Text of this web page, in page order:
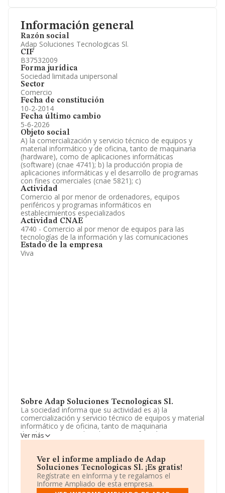
Información general
Razón social
Adap Soluciones Tecnologicas Sl.
CIF
B37532009
Forma jurídica
Sociedad limitada unipersonal
Sector
Comercio
Fecha de constitución
10-2-2014
Fecha último cambio
5-6-2026
Objeto social
A) la comercialización y servicio técnico de equipos y
material informático y de oficina, tanto de maquinaria
(hardware), como de aplicaciones informáticas
(software) (cnae 4741); b) la producción propia de
aplicaciones informáticas y el desarrollo de programas
con fines comerciales (cnae 5821); c)
Actividad
Comercio al por menor de ordenadores, equipos
periféricos y programas informáticos en
establecimientos especializados
Actividad CNAE
4740 - Comercio al por menor de equipos para las
tecnologías de la información y las comunicaciones
Estado de la empresa
Viva
Sobre Adap Soluciones Tecnologicas Sl.
La sociedad informa que su actividad es a) la
comercialización y servicio técnico de equipos y material
informático y de oficina, tanto de maquinaria
(hardware), como de aplicaciones informáticas
(software) (cnae 4741); b) la producción propia de
con fines comerciales (cnae 5821); c). La empresa está
registrada como Sociedad Limitada. Clasifica su
actividad CNAE como '%cnae%', código 4740. La
sociedad no tiene actividad en mercados exteriores.
Ver más
Ver el informe ampliado de Adap
Soluciones Tecnologicas Sl. ¡Es gratis!
Regístrate en eInforma y te regalamos el
Informe Ampliado de esta empresa.